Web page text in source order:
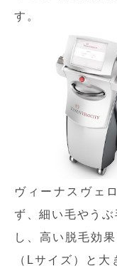
す。
ヴィーナスヴェ
ず、細い毛やう
し、高い脱毛効
（Lサイズ）と